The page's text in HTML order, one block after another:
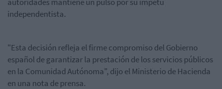
independentista.
"Esta decisión refleja el firme compromiso del Gobierno
español de garantizar la prestación de los servicios públicos
en la Comunidad Autónoma", dijo el Ministerio de Hacienda
en una nota de prensa.